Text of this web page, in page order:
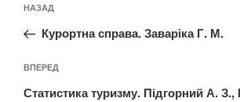
записів
Попередній
запис:
НАЗАД
Курортна справа. Заваріка Г. М.
Наступний
запис
ВПЕРЕД
Статистика туризму. Підгорний А.